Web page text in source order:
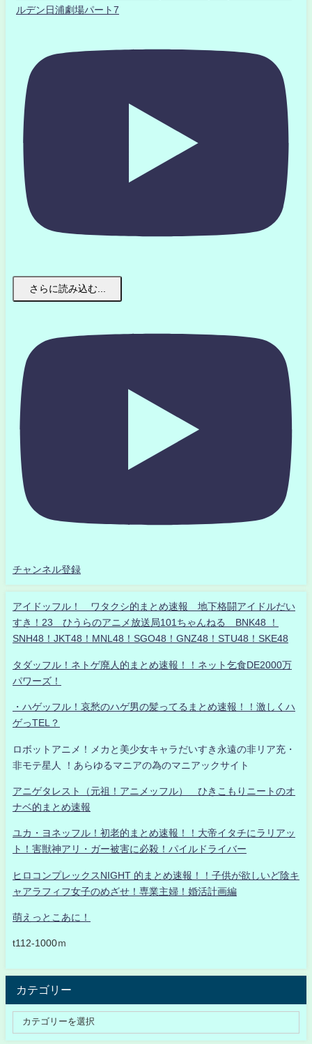
ルデン日浦劇場パート7
さらに読み込む...
チャンネル登録
アイドッフル！ ワタクシ的まとめ速報 地下格闘アイドルだい
すき！23 ひうらのアニメ放送局101ちゃんねる BNK48 ！
SNH48！JKT48！MNL48！SGO48！GNZ48！STU48！SKE48
タダッフル！ネトゲ廃人的まとめ速報！！ネット乞食DE2000万
パワーズ！
・ハゲッフル！哀愁のハゲ男の髪ってるまとめ速報！！激しくハ
ゲっTEL？
ロボットアニメ！メカと美少女キャラだいすき永遠の非リア充・
非モテ星人 ！あらゆるマニアの為のマニアックサイト
アニゲタレスト（元祖！アニメッフル） ひきこもりニートのオ
ナベ的まとめ速報
ユカ・ヨネッフル！初老的まとめ速報！！大帝イタチにラリアッ
ト！害獣神アリ・ガー被害に必殺！パイルドライバー
ヒロコンプレックスNIGHT 的まとめ速報！！子供が欲しいど陰キ
ャアラフィフ女子のめざせ！専業主婦！婚活計画編
萌えっとこあに！
t112-1000ｍ
カテゴリー